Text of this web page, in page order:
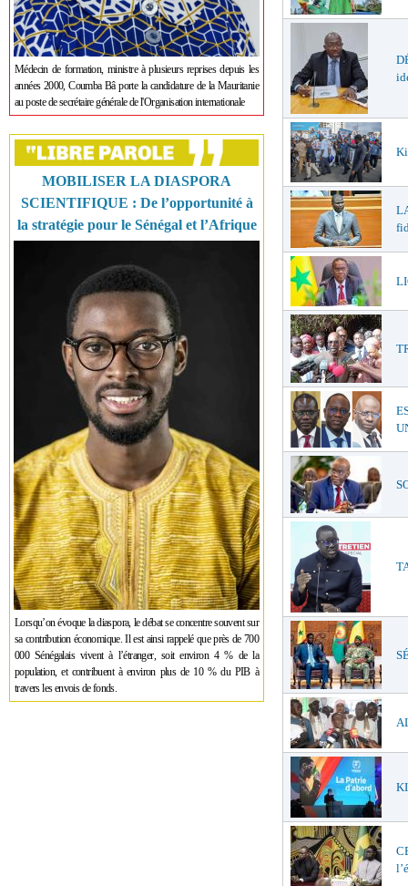
Médecin de formation, ministre à plusieurs reprises depuis les
années 2000, Coumba Bâ porte la candidature de la Mauritanie
au poste de secrétaire générale de l'Organisation internationale
MOBILISER LA DIASPORA
SCIENTIFIQUE : De l’opportunité à
la stratégie pour le Sénégal et l’Afrique
Lorsqu’on évoque la diaspora, le débat se concentre souvent sur
sa contribution économique. Il est ainsi rappelé que près de 700
000 Sénégalais vivent à l’étranger, soit environ 4 % de la
population, et contribuent à environ plus de 10 % du PIB à
travers les envois de fonds.